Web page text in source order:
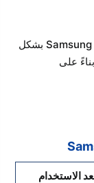
وفي المراجعة دي هنتكلم عن تجربة Samsung S26 Ultra بشكل
على
الاستخدام